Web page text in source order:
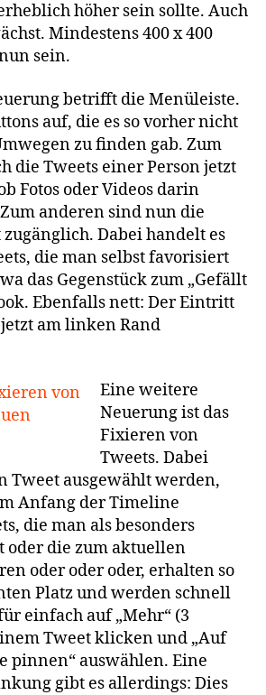
höher sein sollte. Auch
Mindestens 400 x 400
sein.
betrifft die Menüleiste.
auf, die es so vorher nicht
zu finden gab. Zum
die Tweets einer Person jetzt
Fotos oder Videos darin
anderen sind nun die
Dabei handelt es
die man selbst favorisiert
das Gegenstück zum „Gefällt
Ebenfalls nett: Der Eintritt
am linken Rand
Eine weitere
Neuerung ist das
Fixieren von
Tweets. Dabei
Tweet ausgewählt werden,
Anfang der Timeline
die man als besonders
oder die zum aktuellen
oder oder oder, erhalten so
Platz und werden schnell
einfach auf „Mehr“ (3
Tweet klicken und „Auf
pinnen“ auswählen. Eine
gibt es allerdings: Dies